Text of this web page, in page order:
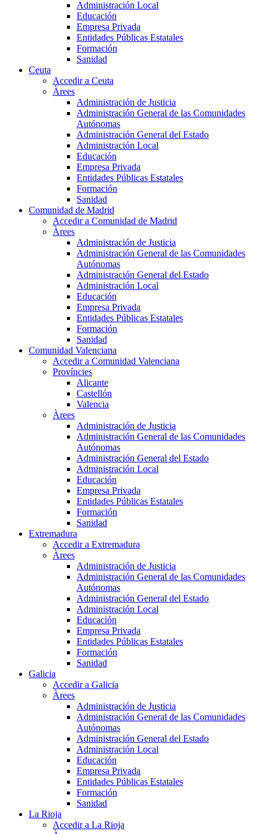
Administración Local
Educación
Empresa Privada
Entidades Públicas Estatales
Formación
Sanidad
Ceuta
Accedir a Ceuta
Àrees
Administración de Justicia
Administración General de las Comunidades
Autónomas
Administración General del Estado
Administración Local
Educación
Empresa Privada
Entidades Públicas Estatales
Formación
Sanidad
Comunidad de Madrid
Accedir a Comunidad de Madrid
Àrees
Administración de Justicia
Administración General de las Comunidades
Autónomas
Administración General del Estado
Administración Local
Educación
Empresa Privada
Entidades Públicas Estatales
Formación
Sanidad
Comunidad Valenciana
Accedir a Comunidad Valenciana
Províncies
Alicante
Castellón
Valencia
Àrees
Administración de Justicia
Administración General de las Comunidades
Autónomas
Administración General del Estado
Administración Local
Educación
Empresa Privada
Entidades Públicas Estatales
Formación
Sanidad
Extremadura
Accedir a Extremadura
Àrees
Administración de Justicia
Administración General de las Comunidades
Autónomas
Administración General del Estado
Administración Local
Educación
Empresa Privada
Entidades Públicas Estatales
Formación
Sanidad
Galicia
Accedir a Galicia
Àrees
Administración de Justicia
Administración General de las Comunidades
Autónomas
Administración General del Estado
Administración Local
Educación
Empresa Privada
Entidades Públicas Estatales
Formación
Sanidad
La Rioja
Accedir a La Rioja